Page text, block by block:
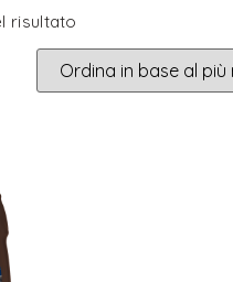
risultato